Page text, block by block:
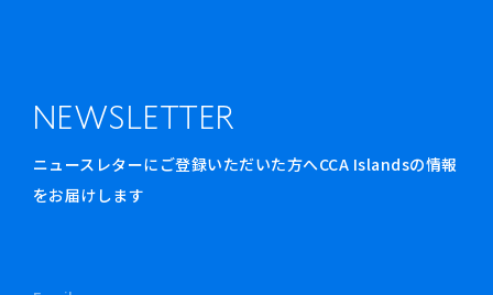
NEWSLETTER
ニュースレターにご登録いただいた方へCCA Islandsの情報
をお届けします